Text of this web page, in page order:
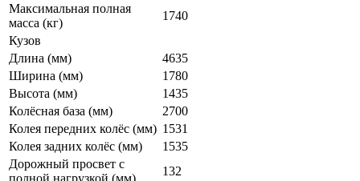
Максимальная полная
масса (кг)
1740
Кузов
Длина (мм)
4635
Ширина (мм)
1780
Высота (мм)
1435
Колёсная база (мм)
2700
Колея передних колёс (мм) 1531
Колея задних колёс (мм)
1535
Дорожный просвет с
полной нагрузкой (мм)
132